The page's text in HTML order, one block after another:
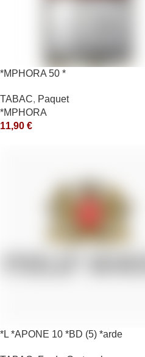
*MPHORA 50 *
TABAC, Paquet
*MPHORA
11,90 €
*L *APONE 10 *BD (5) *arde